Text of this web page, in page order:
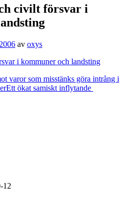
civilt försvar i
av oxys
i kommuner och landsting
varor som misstänks göra intrång i
Ett ökat samiskt inflytande
12